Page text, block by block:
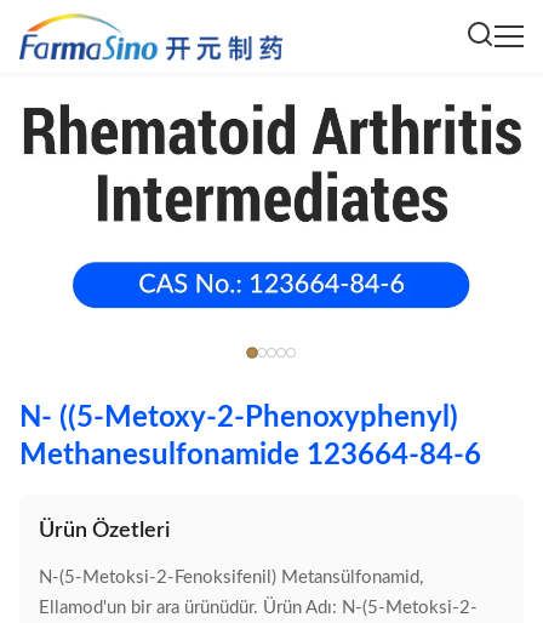
N- ((5-Metoxy-2-Phenoxyphenyl)
Methanesulfonamide 123664-84-6
Ürün Özetleri
N-(5-Metoksi-2-Fenoksifenil) Metansülfonamid,
Ellamod'un bir ara ürünüdür. Ürün Adı: N-(5-Metoksi-2-